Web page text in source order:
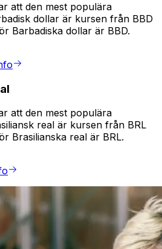
att den mest populära
dollar är kursen från BBD
Barbadiska dollar är BBD.
att den mest populära
real är kursen från BRL
Brasilianska real är BRL.